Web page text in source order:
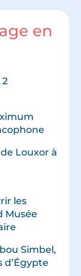
en
Louxor à
les
Musée
Simbel,
d’Égypte